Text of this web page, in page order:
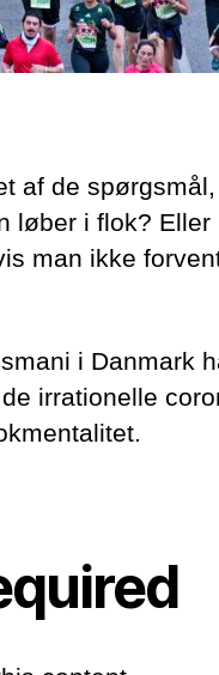
af de
løber i flok? Eller
man ikke
i Danmark
irrationelle